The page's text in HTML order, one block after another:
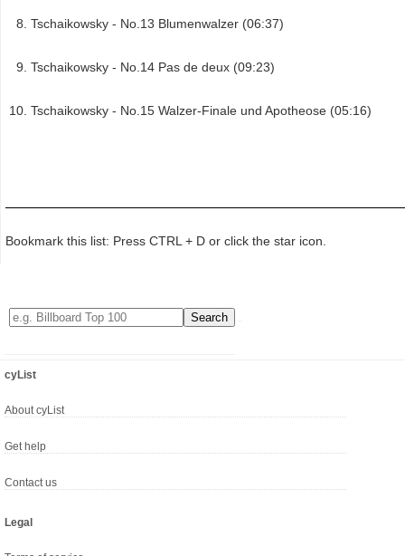
Tschaikowsky - No.13 Blumenwalzer (06:37)
Tschaikowsky - No.14 Pas de deux (09:23)
Tschaikowsky - No.15 Walzer-Finale und Apotheose (05:16)
Bookmark this list: Press CTRL + D or click the star icon.
cyList
About cyList
Get help
Contact us
Legal